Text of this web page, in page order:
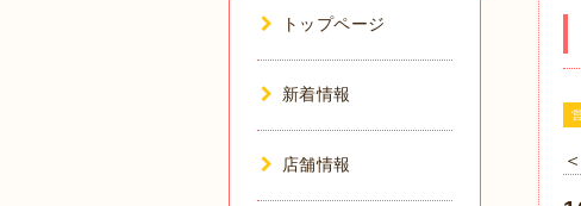
トップページ
新着情報
店舗情報